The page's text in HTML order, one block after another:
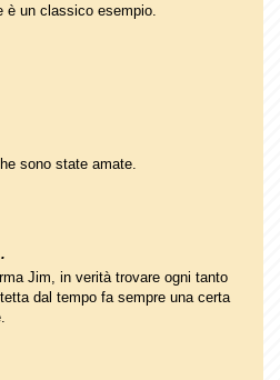
è un classico esempio.
sono state amate.
Jim, in verità trovare ogni tanto
dal tempo fa sempre una certa